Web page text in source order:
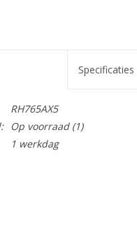
Specificaties
RH765AX5
Op voorraad(1)
1 werkdag